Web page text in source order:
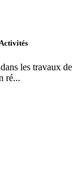
les travaux de
ré...